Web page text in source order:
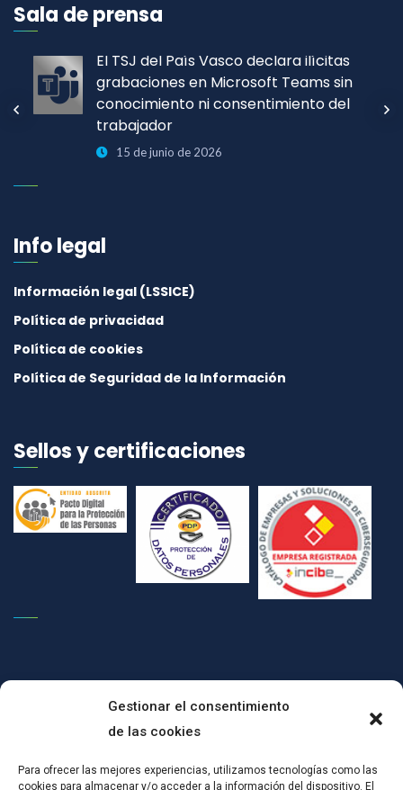
Gestionar el consentimiento
de las cookies
Para ofrecer las mejores experiencias, utilizamos tecnologías como las
cookies para almacenar y/o acceder a la información del dispositivo. El
Sala de prensa
El TSJ del País Vasco declara ilícitas
grabaciones en Microsoft Teams sin
conocimiento ni consentimiento del
trabajador
15 de junio de 2026
Info legal
Información legal (LSSICE)
Política de privacidad
Política de cookies
Política de Seguridad de la Información
Sellos y certificaciones
(c)CONPRODAT ha implementado un Plan de Transformación Digital